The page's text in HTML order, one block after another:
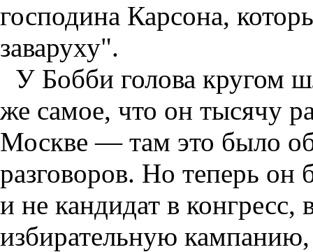
господина Карсона,
заваруху".
У Бобби голова кругом
же самое, что он тысячу
Москве — там это было
разговоров. Но теперь
и не кандидат в
избирательную